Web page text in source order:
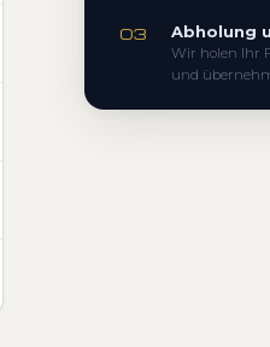
03 Abholung
Wir holen Ihr
und